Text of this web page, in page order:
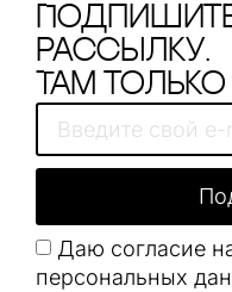
рассылку.
Там
Даю согласие
персональных